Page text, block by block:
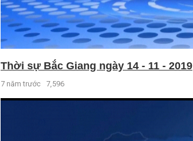
Thời sự Bắc Giang ngày 14 - 11 - 2019
7 năm trước 7,596